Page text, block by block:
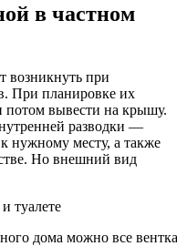
в частном
возникнуть при
При планировке их
потом вывести на крышу.
разводки —
нужному месту, а также
Но внешний вид
дома можно все